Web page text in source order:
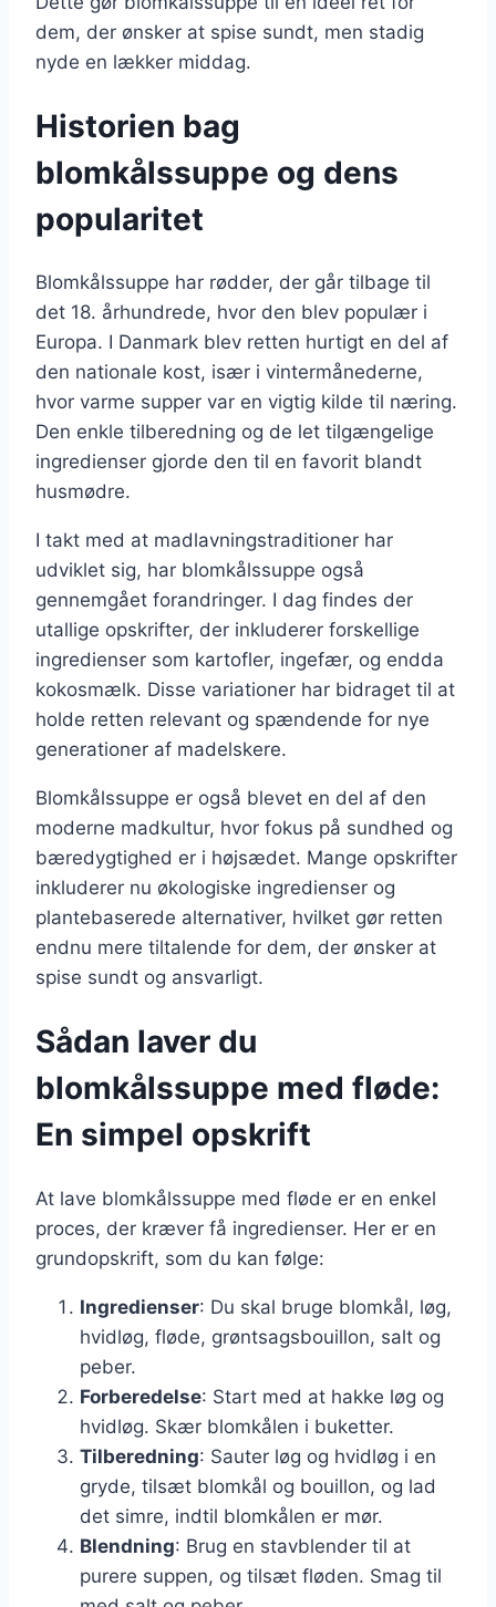
dem, der ønsker at spise sundt, men stadig
nyde en lækker middag.
Historien bag
blomkålssuppe og dens
popularitet
Blomkålssuppe har rødder, der går tilbage til
det 18. århundrede, hvor den blev populær i
Europa. I Danmark blev retten hurtigt en del af
den nationale kost, især i vintermånederne,
hvor varme supper var en vigtig kilde til næring.
Den enkle tilberedning og de let tilgængelige
ingredienser gjorde den til en favorit blandt
husmødre.
I takt med at madlavningstraditioner har
udviklet sig, har blomkålssuppe også
gennemgået forandringer. I dag findes der
utallige opskrifter, der inkluderer forskellige
ingredienser som kartofler, ingefær, og endda
kokosmælk. Disse variationer har bidraget til at
holde retten relevant og spændende for nye
generationer af madelskere.
Blomkålssuppe er også blevet en del af den
moderne madkultur, hvor fokus på sundhed og
bæredygtighed er i højsædet. Mange opskrifter
inkluderer nu økologiske ingredienser og
plantebaserede alternativer, hvilket gør retten
endnu mere tiltalende for dem, der ønsker at
spise sundt og ansvarligt.
Sådan laver du
blomkålssuppe med fløde:
En simpel opskrift
At lave blomkålssuppe med fløde er en enkel
proces, der kræver få ingredienser. Her er en
grundopskrift, som du kan følge:
Ingredienser: Du skal bruge blomkål, løg,
hvidløg, fløde, grøntsagsbouillon, salt og
peber.
Forberedelse: Start med at hakke løg og
hvidløg. Skær blomkålen i buketter.
Tilberedning: Sauter løg og hvidløg i en
gryde, tilsæt blomkål og bouillon, og lad
det simre, indtil blomkålen er mør.
Blendning: Brug en stavblender til at
purere suppen, og tilsæt fløden. Smag til